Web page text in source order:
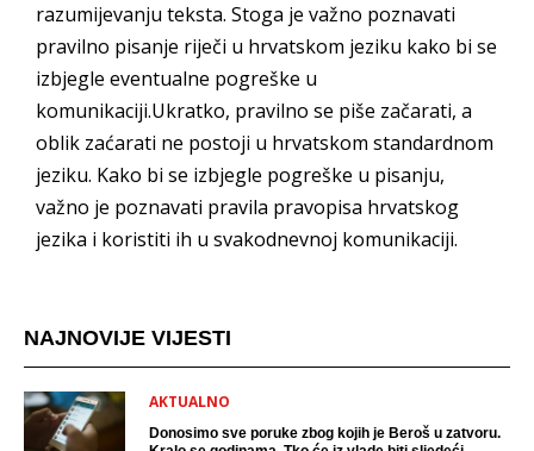
razumijevanju teksta. Stoga je važno poznavati
pravilno pisanje riječi u hrvatskom jeziku kako bi se
izbjegle eventualne pogreške u
komunikaciji.Ukratko, pravilno se piše začarati, a
oblik zaćarati ne postoji u hrvatskom standardnom
jeziku. Kako bi se izbjegle pogreške u pisanju,
važno je poznavati pravila pravopisa hrvatskog
jezika i koristiti ih u svakodnevnoj komunikaciji.
NAJNOVIJE VIJESTI
AKTUALNO
Donosimo sve poruke zbog kojih je Beroš u zatvoru.